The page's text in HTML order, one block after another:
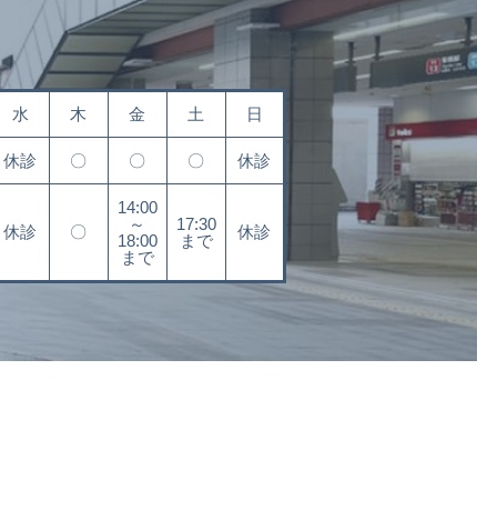
水 木 金 土 日
休診 〇 〇 〇 休診
休診 〇
14:00
～
18:00
まで
17:30
まで
休診